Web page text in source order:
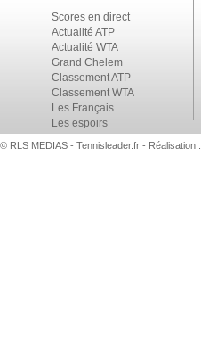
Scores en direct
Actualité ATP
Actualité WTA
Grand Chelem
Classement ATP
Classement WTA
Les Français
Les espoirs
© RLS MEDIAS - Tennisleader.fr - Réalisation :